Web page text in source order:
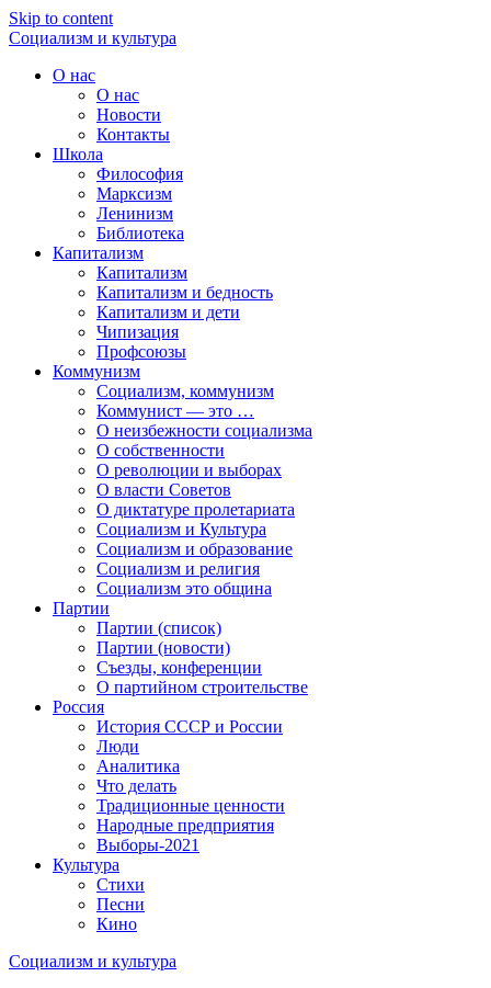
Skip to content
Социализм и культура
О нас
О нас
Новости
Контакты
Школа
Философия
Марксизм
Ленинизм
Библиотека
Капитализм
Капитализм
Капитализм и бедность
Капитализм и дети
Чипизация
Профсоюзы
Коммунизм
Социализм, коммунизм
Коммунист — это …
О неизбежности социализма
О собственности
О революции и выборах
О власти Советов
О диктатуре пролетариата
Социализм и Культура
Социализм и образование
Социализм и религия
Социализм это община
Партии
Партии (список)
Партии (новости)
Съезды, конференции
О партийном строительстве
Россия
История СССР и России
Люди
Аналитика
Что делать
Традиционные ценности
Народные предприятия
Выборы-2021
Культура
Стихи
Песни
Кино
Социализм и культура